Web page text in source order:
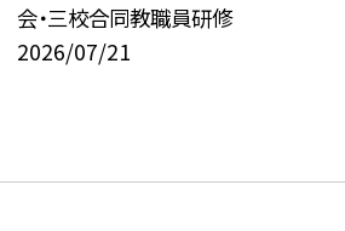
会・三校合同教職員研修
2026/07/21